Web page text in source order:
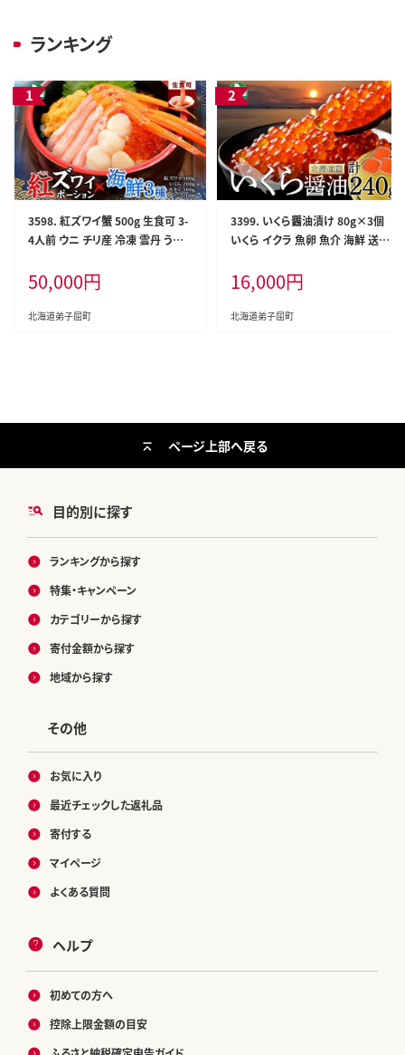
ランキング
3598. 紅ズワイ蟹 500g 生食可 3-
4人前 ウニ チリ産 冷凍 雲丹 うに
帆立 ほたて 海鮮 海鮮丼 海鮮 送料
無料 北海道 弟子屈町
50,000円
北海道弟子屈町
3399. いくら醤油漬け 80g×3個
いくら イクラ 魚卵 魚介 海鮮 送料
16,000円
北海道弟子屈町
目的別に探す
ランキングから探す
特集・キャンペーン
カテゴリーから探す
寄付金額から探す
地域から探す
その他
お気に入り
最近チェックした返礼品
寄付する
マイページ
よくある質問
ヘルプ
初めての方へ
控除上限金額の目安
ページ上部へ戻る